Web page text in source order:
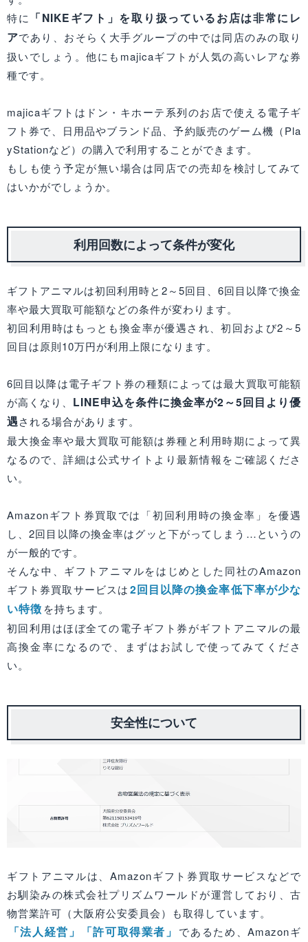
特に 「NIKEギフト」を取り扱っているお店は非常にレ
アであり、おそらく大手グループの中では同店のみの取り
扱いでしょう。他にもmajicaギフトが人気の高いレアな券
種です。
majicaギフトはドン・キホーテ系列のお店で使える電子ギ
フト券で、日用品やブランド品、予約販売のゲーム機（Pla
yStationなど）の購入で利用することができます。
もしも使う予定が無い場合は同店での売却を検討してみて
はいかがでしょうか。
利用回数によって条件が変化
ギフトアニマルは初回利用時と2～5回目、6回目以降で換金
率や最大買取可能額などの条件が変わります。
初回利用時はもっとも換金率が優遇され、初回および2～5
回目は原則10万円が利用上限になります。
6回目以降は電子ギフト券の種類によっては最大買取可能額
が高くなり、 LINE申込を条件に換金率が2～5回目より優
遇される場合があります。
最大換金率や最大買取可能額は券種と利用時期によって異
なるので、詳細は公式サイトより最新情報をご確認くださ
い。
Amazonギフト券買取では「初回利用時の換金率」を優遇
し、2回目以降の換金率はグッと下がってしまう…というの
が一般的です。
そんな中、ギフトアニマルをはじめとした同社のAmazon
ギフト券買取サービスは2回目以降の換金率低下率が少な
い特徴 を持ちます。
初回利用はほぼ全ての電子ギフト券がギフトアニマルの最
高換金率になるので、まずはお試しで使ってみてくださ
い。
安全性について
ギフトアニマルは、Amazonギフト券買取サービスなどで
お馴染みの株式会社プリズムワールドが運営しており、古
物営業許可（大阪府公安委員会）も取得しています。
「法人経営」「許可取得業者」 であるため、Amazonギ